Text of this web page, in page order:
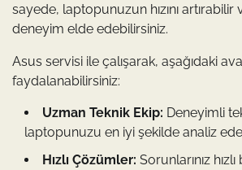
sayede, laptopunuzun hızını artırabilir
deneyim elde edebilirsiniz.
Asus servisi ile çalışarak, aşağıdaki
faydalanabilirsiniz:
Uzman Teknik Ekip: Deneyimli
laptopunuzu en iyi şekilde analiz
Hızlı Çözümler: Sorunlarınız